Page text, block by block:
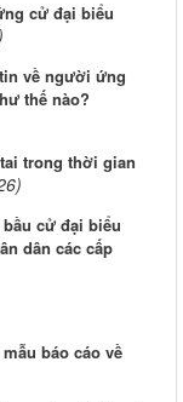
cử đại biểu
về người ứng
thế nào?
trong thời gian
cử đại biểu
dân các cấp
báo cáo về